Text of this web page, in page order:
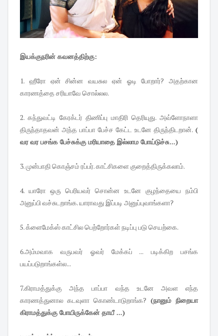
இயக்குநரின் கவனத்திற்கு:
1. ஹீரோ ஏன் சின்ன வயசுல ஏன் ஓடி போறார்? அதற்கான
காரணத்தை சரியாவே சொல்லல.
2. கந்துவட்டி கேரக்டர் திணிப்பு மாதிரி தெரியுது. அவ்ளோநாளா
திருந்தாதவன் அந்த பாப்பா பேச்ச கேட்ட உடனே திருந்திடறான். (
வர வர பசங்க பேச்சுக்கு மரியாதை இல்லாம போய்டுச்சு...)
3. முன்பாதி கொஞ்சம் ரப்பர். காட்சிகளை குறைத்திருக்கலாம்.
4. யாரோ ஒரு பெரியவர் சொன்ன உடனே குழந்தையை நம்பி
அனுப்பி வச்சுடறாங்க. யாராவது இப்படி அனுப்புவாங்களா?
5. க்ளைமேக்ஸ் காட்சில பெற்றோர்கள் நடிப்பு படு செயற்கை.
6.அம்மவாக வருபவர் ஓவர் மேக்கப் ... படிக்கிற பசங்க
பயப்படுறாங்கள்ல...
7.கிராமத்துக்கு அந்த பாப்பா வந்த உடனே அவள எந்த
காரணத்துனால கடவுளா கொண்டாடுறாங்க? (நானும் நிறையா
கிராமத்துக்கு போயிருக்கேன் தாயீ ...)